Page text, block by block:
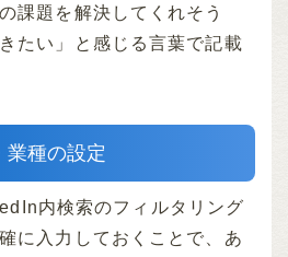
課題を解決してくれそう
たい」と感じる言葉で記載
業種の設定
内検索のフィルタリング
に入力しておくことで、あ